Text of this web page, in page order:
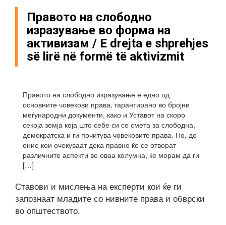
Правото на слободно
изразување во форма на
активизам / E drejta e shprehjes
së lirë në formë të aktivizmit
Правото на слободно изразување е едно од
основните човекови права, гарантирано во бројни
меѓународни документи, како и Уставот на скоро
секоја земја која што себе си се смета за слободна,
демократска и ги почитува човековите права. Но, до
оние кои очекуваат дека правно ќе се отворат
различните аспекти во оваа колумна, ќе морам да ги
[…]
Ставови и мислења на експерти кои ќе ги
запознаат младите со нивните права и обврски
во општеството.